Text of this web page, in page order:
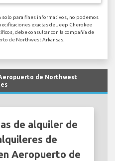
solo para fines informativos, no podemos
exactas de Jeep Cherokee
debe consultar con la compañía de
de Northwest Arkansas.
de Northwest
de alquiler de
de
Aeropuerto de